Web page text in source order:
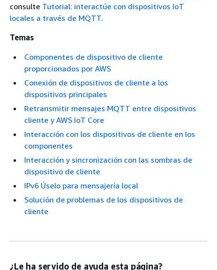
consulte Tutorial: interactúe con dispositivos IoT
locales a través de MQTT.
Temas
Componentes de dispositivo de cliente
proporcionados por AWS
Conexión de dispositivos de cliente a los
dispositivos principales
Retransmitir mensajes MQTT entre dispositivos
cliente y AWS IoT Core
Interacción con los dispositivos de cliente en los
componentes
Interacción y sincronización con las sombras de
dispositivo de cliente
IPv6 Úselo para mensajería local
Solución de problemas de los dispositivos de
cliente
¿Le ha servido de ayuda esta página?